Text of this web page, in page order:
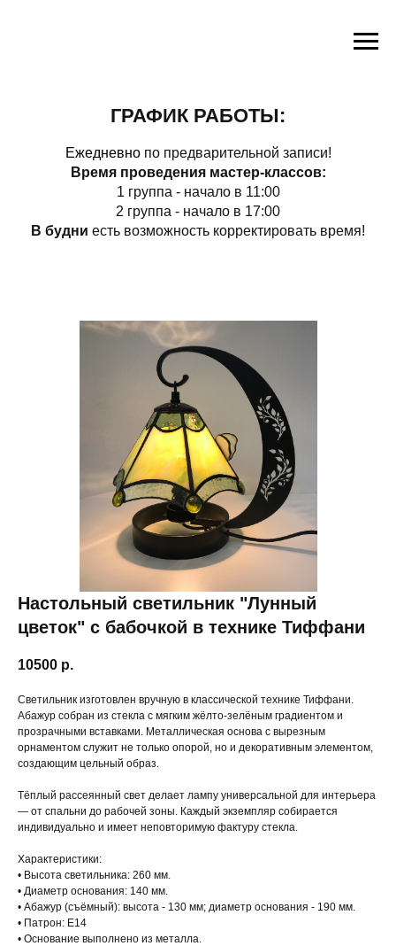
ГРАФИК РАБОТЫ:
Ежедневно по предварительной записи!
Время проведения мастер-классов:
1 группа - начало в 11:00
2 группа - начало в 17:00
В будни есть возможность корректировать время!
Настольный светильник "Лунный
цветок" с бабочкой в технике Тиффани
10500 р.
Светильник изготовлен вручную в классической технике Тиффани.
Абажур собран из стекла с мягким жёлто-зелёным градиентом и
прозрачными вставками. Металлическая основа с вырезным
орнаментом служит не только опорой, но и декоративным элементом,
создающим цельный образ.
Тёплый рассеянный свет делает лампу универсальной для интерьера
— от спальни до рабочей зоны. Каждый экземпляр собирается
индивидуально и имеет неповторимую фактуру стекла.
Характеристики:
• Высота светильника: 260 мм.
• Диаметр основания: 140 мм.
• Абажур (съёмный): высота - 130 мм; диаметр основания - 190 мм.
• Патрон: Е14
• Основание выполнено из металла.